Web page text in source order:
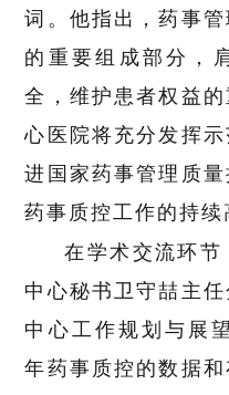
词。他指出，药事
的重要组成部分，
全，维护患者权益
心医院将充分发挥
进国家药事管理质
药事质控工作的持续
在学术交流环节
中心秘书卫守喆主
中心工作规划与展
年药事质控的数据